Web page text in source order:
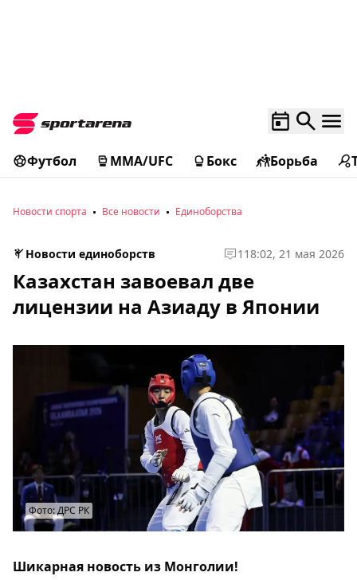
Футбол MMA/UFC Бокс Борьба
Новости спорта Все новости Единоборства
Новости единоборств 1 18:02, 21 мая 2026
Казахстан завоевал две
лицензии на Азиаду в Японии
Фото: ДРС РК
Шикарная новость из Монголии!